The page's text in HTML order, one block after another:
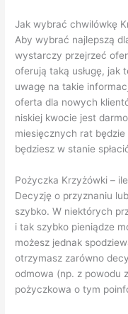
Jak wybrać chwilówkę
Aby wybrać najlepszą
wystarczy przejrzeć
oferują taką usługę, jak
uwagę na takie
oferta dla nowych
niskiej kwocie jest
miesięcznych rat
będziesz w stanie
Pożyczka Krzyżówki –
Decyzję o przyznaniu
szybko. W niektórych
i tak szybko pieniądze
możesz jednak
otrzymasz zarówno
odmowa (np. z powodu
pożyczkowa o tym